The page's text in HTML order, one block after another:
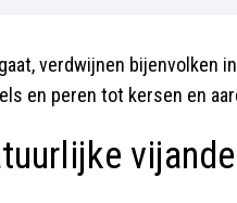
verdwijnen bijenvolken
en peren tot kersen en